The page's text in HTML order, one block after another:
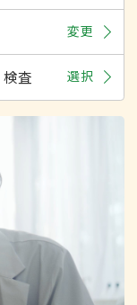
変更
査 選択